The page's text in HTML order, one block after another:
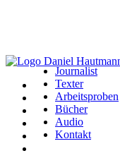
Journalist
Texter
Arbeitsproben
Bücher
Audio
Kontakt